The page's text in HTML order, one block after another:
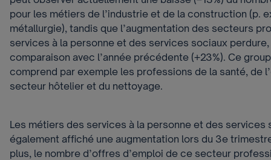
pour les métiers de l’industrie et de la construction (p.
métallurgie), tandis que l’augmentation des secteurs
services à la personne et des services sociaux perdure,
comparaison avec l’année précédente (+23%). Ce
comprend par exemple les professions de la santé, de
secteur hôtelier et du nettoyage.
Les métiers des services à la personne et des services
également affiché une augmentation lors du 3e
plus, le nombre d’offres d’emploi de ce secteur